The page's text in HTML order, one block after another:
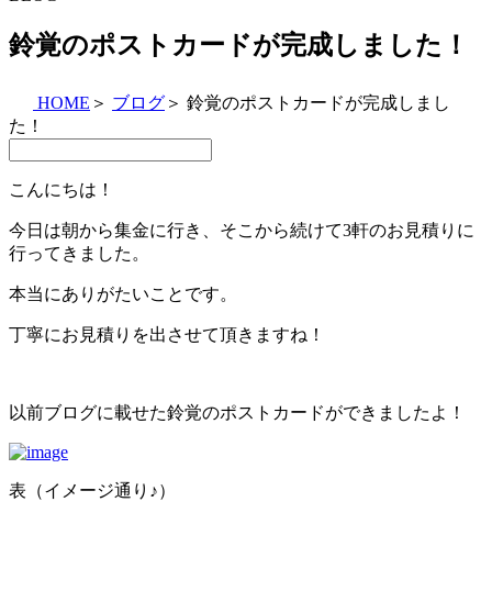
鈴覚のポストカードが完成しました！
HOME ＞ ブログ ＞ 鈴覚のポストカードが完成しまし
た！
こんにちは！
今日は朝から集金に行き、そこから続けて3軒のお見積りに
行ってきました。
本当にありがたいことです。
丁寧にお見積りを出させて頂きますね！
以前ブログに載せた鈴覚のポストカードができましたよ！
表（イメージ通り♪）